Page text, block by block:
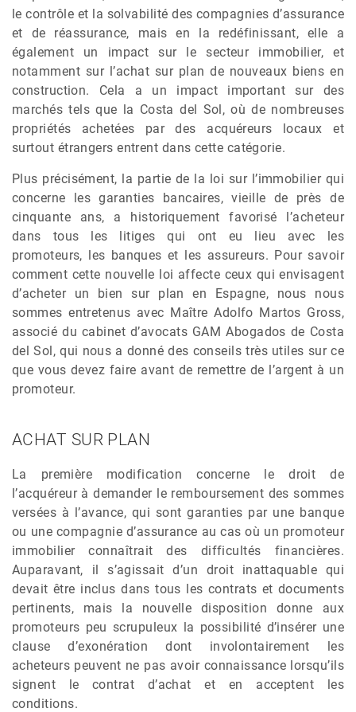
le contrôle et la solvabilité des compagnies d’assurance
et de réassurance, mais en la redéfinissant, elle a
également un impact sur le secteur immobilier, et
notamment sur l’achat sur plan de nouveaux biens en
construction. Cela a un impact important sur des
marchés tels que la Costa del Sol, où de nombreuses
propriétés achetées par des acquéreurs locaux et
surtout étrangers entrent dans cette catégorie.
Plus précisément, la partie de la loi sur l’immobilier qui
concerne les garanties bancaires, vieille de près de
cinquante ans, a historiquement favorisé l’acheteur
dans tous les litiges qui ont eu lieu avec les
promoteurs, les banques et les assureurs. Pour savoir
comment cette nouvelle loi affecte ceux qui envisagent
d’acheter un bien sur plan en Espagne, nous nous
sommes entretenus avec Maître Adolfo Martos Gross,
associé du cabinet d’avocats GAM Abogados de Costa
del Sol, qui nous a donné des conseils très utiles sur ce
que vous devez faire avant de remettre de l’argent à un
promoteur.
ACHAT SUR PLAN
La première modification concerne le droit de
l’acquéreur à demander le remboursement des sommes
versées à l’avance, qui sont garanties par une banque
ou une compagnie d’assurance au cas où un promoteur
immobilier connaîtrait des difficultés financières.
Auparavant, il s’agissait d’un droit inattaquable qui
devait être inclus dans tous les contrats et documents
pertinents, mais la nouvelle disposition donne aux
promoteurs peu scrupuleux la possibilité d’insérer une
clause d’exonération dont involontairement les
acheteurs peuvent ne pas avoir connaissance lorsqu’ils
signent le contrat d’achat et en acceptent les
conditions.